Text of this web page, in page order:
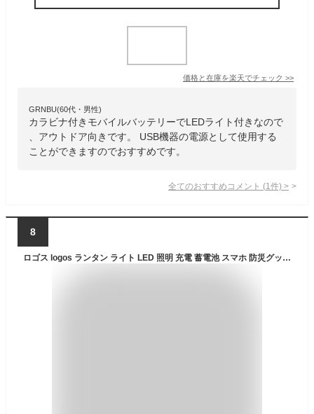
価格と在庫を楽天でチェック >>
GRNBU(60代・男性)
カラビナ付きモバイルバッテリーでLEDライト付きなので
、アウトドア向きです。 USB機器の電源として使用する
ことができますのでおすすめです。
全てのおすすめコメント (1 件) >
8
ロゴス logos ランタン ライト LED 照明 充電 蓄電池 スマホ 防災グッズ 防災 1500ルーメン キャンプ アウトドア 蓄電式 防水 防塵 野電 ワイヤレス充電 懐中電灯 持ち運び 置き 吊り下げ 薄型 モバイルバッテリー パワーストックランタン2000・スマートワイヤレス 74176050